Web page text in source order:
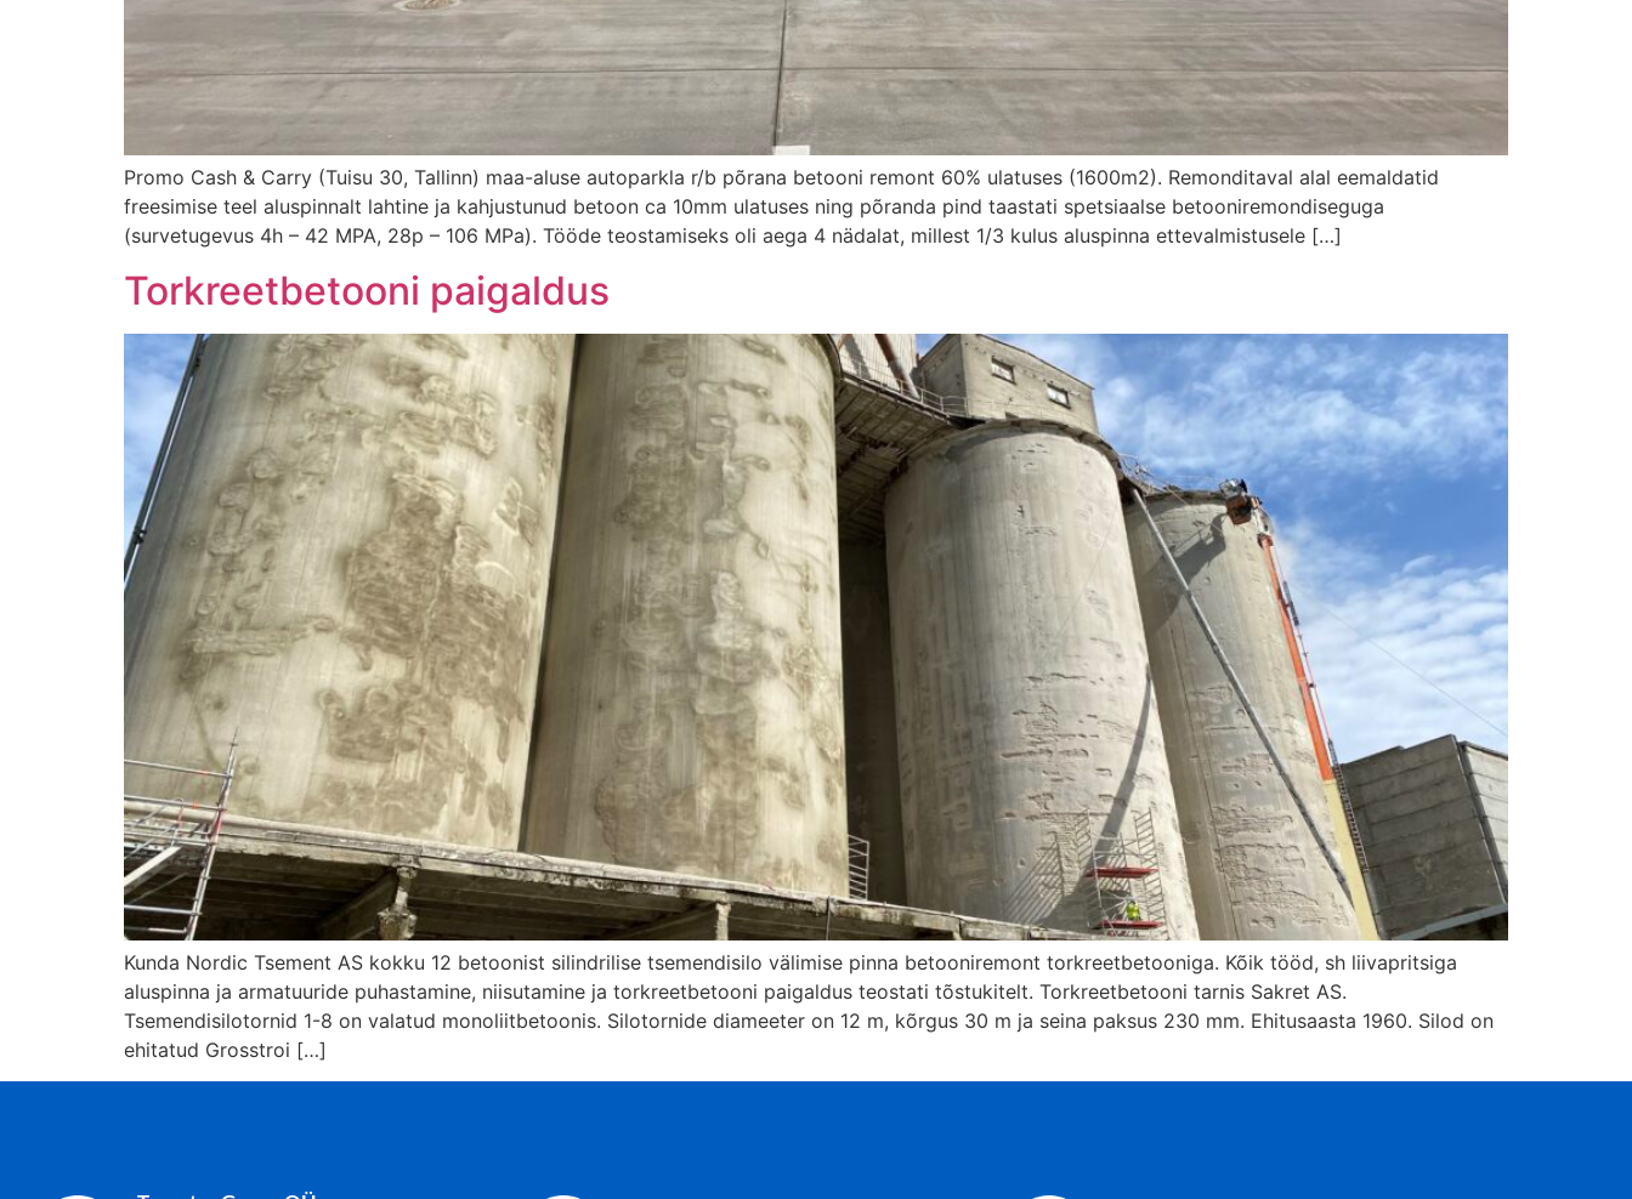
Promo Cash & Carry (Tuisu 30, Tallinn) maa-aluse autoparkla r/b põrana betooni remont 60% ulatuses (1600m2). Remonditaval alal eemaldatid
freesimise teel aluspinnalt lahtine ja kahjustunud betoon ca 10mm ulatuses ning põranda pind taastati spetsiaalse betooniremondiseguga
(survetugevus 4h – 42 MPA, 28p – 106 MPa). Tööde teostamiseks oli aega 4 nädalat, millest 1/3 kulus aluspinna ettevalmistusele […]
Torkreetbetooni paigaldus
Kunda Nordic Tsement AS kokku 12 betoonist silindrilise tsemendisilo välimise pinna betooniremont torkreetbetooniga. Kõik tööd, sh liivapritsiga
aluspinna ja armatuuride puhastamine, niisutamine ja torkreetbetooni paigaldus teostati tõstukitelt. Torkreetbetooni tarnis Sakret AS.
Tsemendisilotornid 1-8 on valatud monoliitbetoonis. Silotornide diameeter on 12 m, kõrgus 30 m ja seina paksus 230 mm. Ehitusaasta 1960. Silod on
ehitatud Grosstroi […]